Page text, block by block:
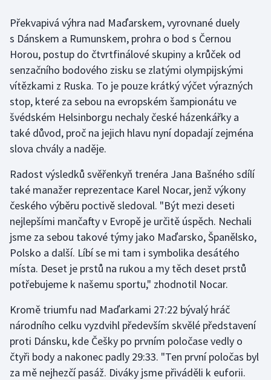
Golf
Gymnastika
Házená
Jezdectví
Krasobruslení
Lezení
Lyže a snowboard
Moderní pětiboj
Motorsport
Olympijské hry
Parasport
Překvapivá výhra nad Maďarskem, vyrovnané duely
s Dánskem a Rumunskem, prohra o bod s Černou
Horou, postup do čtvrtfinálové skupiny a krůček od
senzačního bodového zisku se zlatými olympijskými
vítězkami z Ruska. To je pouze krátký výčet výrazných
stop, které za sebou na evropském šampionátu ve
švédském Helsinborgu nechaly české házenkářky a
také důvod, proč na jejich hlavu nyní dopadají zejména
slova chvály a naděje.
Radost výsledků svěřenkyň trenéra Jana Bašného sdílí
také manažer reprezentace Karel Nocar, jenž výkony
českého výběru poctivě sledoval. "Být mezi deseti
nejlepšími mančafty v Evropě je určitě úspěch. Nechali
jsme za sebou takové týmy jako Maďarsko, Španělsko,
Polsko a další. Líbí se mi tam i symbolika desátého
místa. Deset je prstů na rukou a my těch deset prstů
potřebujeme k našemu sportu," zhodnotil Nocar.
Kromě triumfu nad Maďarkami 27:22 bývalý hráč
národního celku vyzdvihl především skvělé představení
proti Dánsku, kde Češky po prvním poločase vedly o
čtyři body a nakonec padly 29:33. "Ten první poločas byl
za mě nejhezčí pasáž. Diváky jsme přiváděli k euforii.